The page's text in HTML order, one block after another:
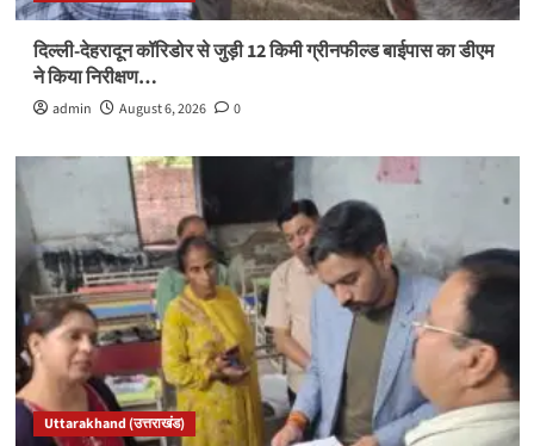
दिल्ली-देहरादून कॉरिडोर से जुड़ी 12 किमी ग्रीनफील्ड बाईपास का डीएम
ने किया निरीक्षण…
admin August 6, 2026 0
Uttarakhand (उत्तराखंड)